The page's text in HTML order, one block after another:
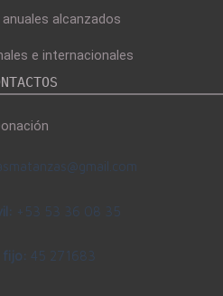
alcanzados
e internacionales
+53 53 36 08 35
fijo: 45 271683